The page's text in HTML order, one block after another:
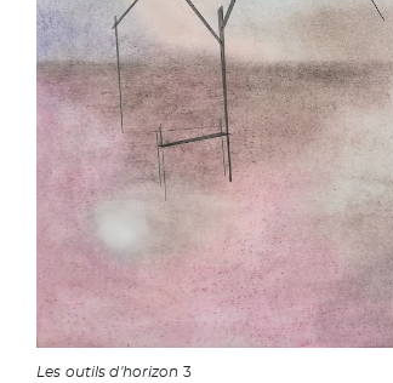
Les outils d'horizon 3